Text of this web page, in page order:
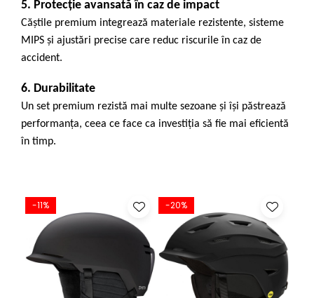
5. Protecție avansată în caz de impact
Căștile premium integrează materiale rezistente, sisteme
MIPS și ajustări precise care reduc riscurile în caz de
accident.
6. Durabilitate
Un set premium rezistă mai multe sezoane și își păstrează
performanța, ceea ce face ca investiția să fie mai eficientă
în timp.
-11% -20%